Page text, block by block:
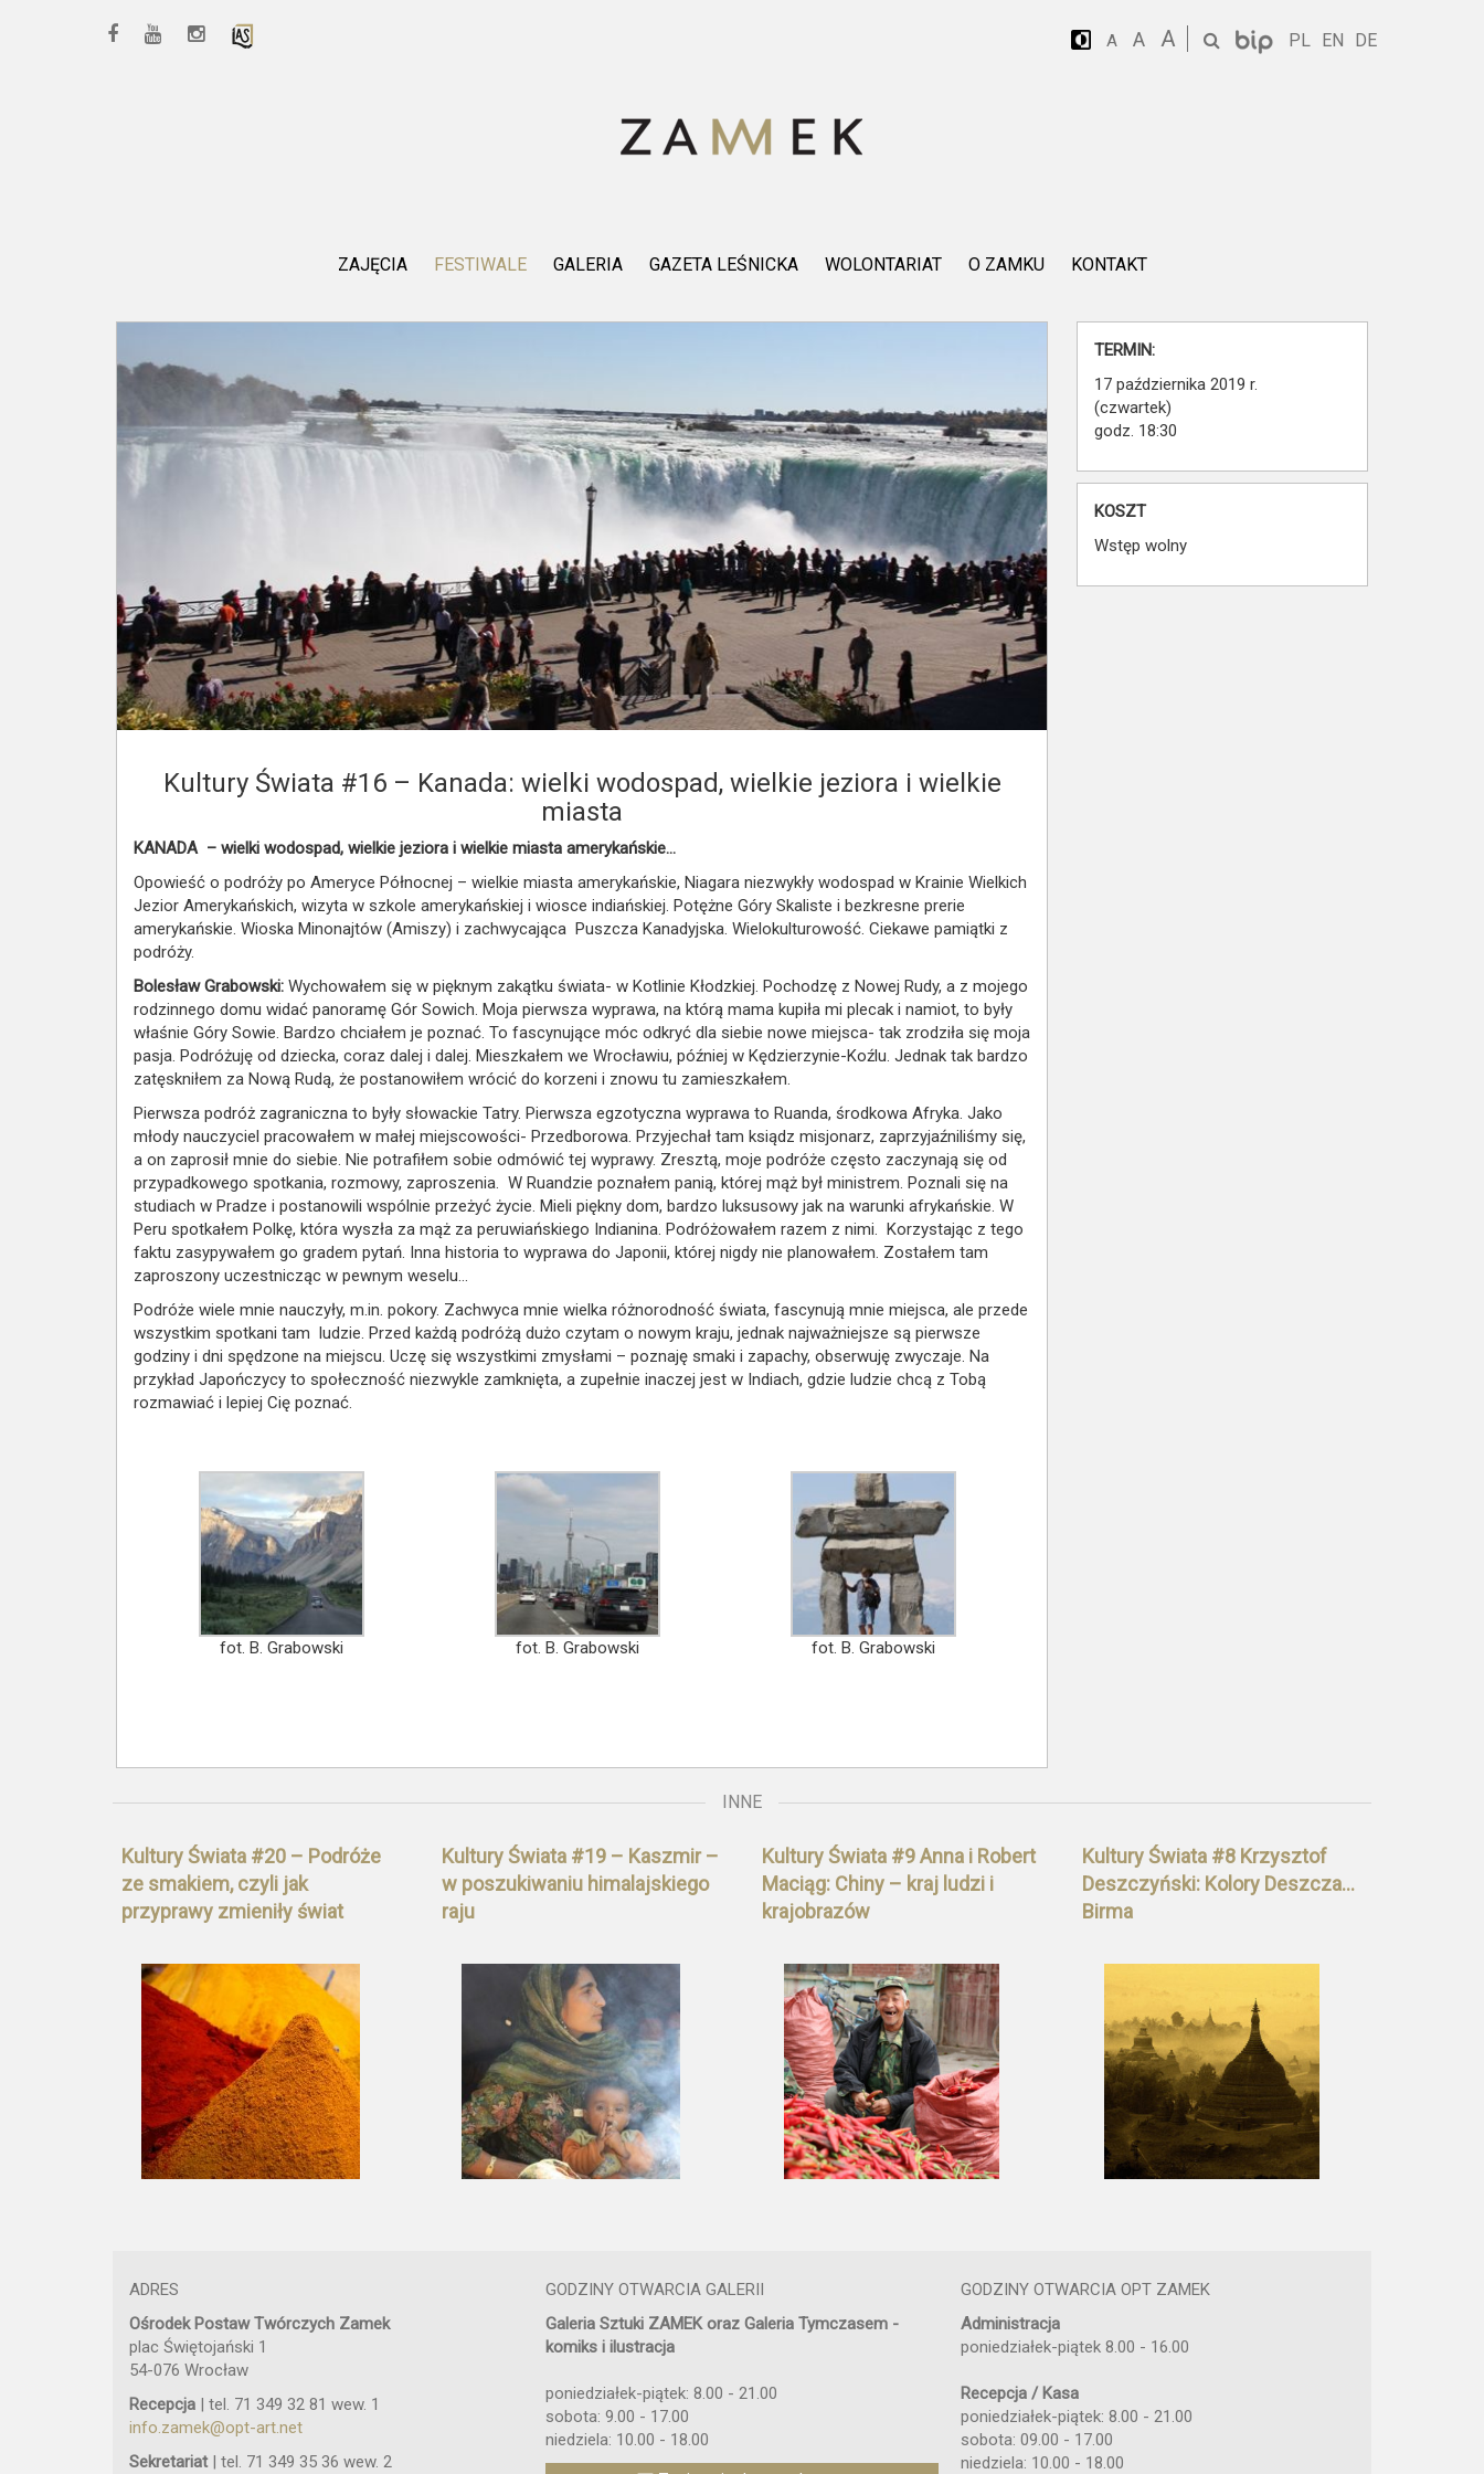
A A A PL EN DE
ZAJĘCIA FESTIWALE GALERIA GAZETA LEŚNICKA WOLONTARIAT O ZAMKU KONTAKT
Kultury Świata #16 – Kanada: wielki wodospad, wielkie jeziora i wielkie
miasta
KANADA – wielki wodospad, wielkie jeziora i wielkie miasta amerykańskie…
Opowieść o podróży po Ameryce Północnej – wielkie miasta amerykańskie, Niagara niezwykły wodospad w Krainie Wielkich
Jezior Amerykańskich, wizyta w szkole amerykańskiej i wiosce indiańskiej. Potężne Góry Skaliste i bezkresne prerie
amerykańskie. Wioska Minonajtów (Amiszy) i zachwycająca Puszcza Kanadyjska. Wielokulturowość. Ciekawe pamiątki z
podróży.
Bolesław Grabowski: Wychowałem się w pięknym zakątku świata- w Kotlinie Kłodzkiej. Pochodzę z Nowej Rudy, a z mojego
rodzinnego domu widać panoramę Gór Sowich. Moja pierwsza wyprawa, na którą mama kupiła mi plecak i namiot, to były
właśnie Góry Sowie. Bardzo chciałem je poznać. To fascynujące móc odkryć dla siebie nowe miejsca- tak zrodziła się moja
pasja. Podróżuję od dziecka, coraz dalej i dalej. Mieszkałem we Wrocławiu, później w Kędzierzynie-Koźlu. Jednak tak bardzo
zatęskniłem za Nową Rudą, że postanowiłem wrócić do korzeni i znowu tu zamieszkałem.
Pierwsza podróż zagraniczna to były słowackie Tatry. Pierwsza egzotyczna wyprawa to Ruanda, środkowa Afryka. Jako
młody nauczyciel pracowałem w małej miejscowości- Przedborowa. Przyjechał tam ksiądz misjonarz, zaprzyjaźniliśmy się,
a on zaprosił mnie do siebie. Nie potrafiłem sobie odmówić tej wyprawy. Zresztą, moje podróże często zaczynają się od
przypadkowego spotkania, rozmowy, zaproszenia. W Ruandzie poznałem panią, której mąż był ministrem. Poznali się na
studiach w Pradze i postanowili wspólnie przeżyć życie. Mieli piękny dom, bardzo luksusowy jak na warunki afrykańskie. W
Peru spotkałem Polkę, która wyszła za mąż za peruwiańskiego Indianina. Podróżowałem razem z nimi. Korzystając z tego
faktu zasypywałem go gradem pytań. Inna historia to wyprawa do Japonii, której nigdy nie planowałem. Zostałem tam
zaproszony uczestnicząc w pewnym weselu…
Podróże wiele mnie nauczyły, m.in. pokory. Zachwyca mnie wielka różnorodność świata, fascynują mnie miejsca, ale przede
wszystkim spotkani tam ludzie. Przed każdą podróżą dużo czytam o nowym kraju, jednak najważniejsze są pierwsze
godziny i dni spędzone na miejscu. Uczę się wszystkimi zmysłami – poznaję smaki i zapachy, obserwuję zwyczaje. Na
przykład Japończycy to społeczność niezwykle zamknięta, a zupełnie inaczej jest w Indiach, gdzie ludzie chcą z Tobą
rozmawiać i lepiej Cię poznać.
fot. B. Grabowski fot. B. Grabowski fot. B. Grabowski
TERMIN:
17 października 2019 r.
(czwartek)
godz. 18:30
KOSZT
Wstęp wolny
INNE
Kultury Świata #20 – Podróże
ze smakiem, czyli jak
przyprawy zmieniły świat
Kultury Świata #19 – Kaszmir –
w poszukiwaniu himalajskiego
raju
Kultury Świata #9 Anna i Robert
Maciąg: Chiny – kraj ludzi i
krajobrazów
Kultury Świata #8 Krzysztof
Deszczyński: Kolory Deszcza…
Birma
ADRES
Ośrodek Postaw Twórczych Zamek
plac Świętojański 1
54-076 Wrocław
Recepcja | tel. 71 349 32 81 wew. 1
info.zamek@opt-art.net
Sekretariat | tel. 71 349 35 36 wew. 2
GODZINY OTWARCIA GALERII
Galeria Sztuki ZAMEK oraz Galeria Tymczasem -
komiks i ilustracja
poniedziałek-piątek: 8.00 - 21.00
sobota: 9.00 - 17.00
niedziela: 10.00 - 18.00
GODZINY OTWARCIA OPT ZAMEK
Administracja
poniedziałek-piątek 8.00 - 16.00
Recepcja / Kasa
poniedziałek-piątek: 8.00 - 21.00
sobota: 09.00 - 17.00
niedziela: 10.00 - 18.00